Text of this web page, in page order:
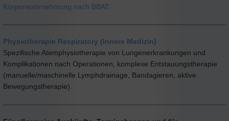
Körperwahrnehmung nach BBAT.
Physiotherapie Respiratory (Innere Medizin)
Spezifische Atemphysiotherapie von Lungenerkrankungen und
Komplikationen nach Operationen, komplexe Entstauungstherapie
(manuelle/maschinelle Lymphdrainage, Bandagieren, aktive
Bewegungstherapie).